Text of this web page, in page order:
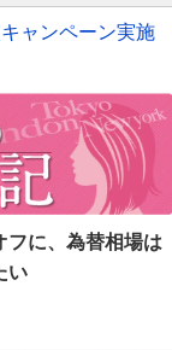
ャンペーン実施
に、 為替相場は
い